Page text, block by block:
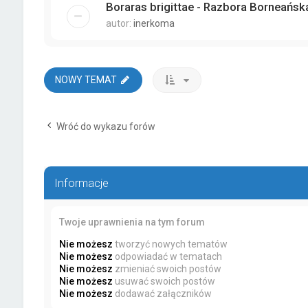
Boraras brigittae - Razbora
autor: inerkoma
NOWY TEMAT
Wróć do wykazu forów
Informacje
Twoje uprawnienia na tym forum
Nie możesz tworzyć nowych tematów
Nie możesz odpowiadać w tematach
Nie możesz zmieniać swoich postów
Nie możesz usuwać swoich postów
Nie możesz dodawać załączników